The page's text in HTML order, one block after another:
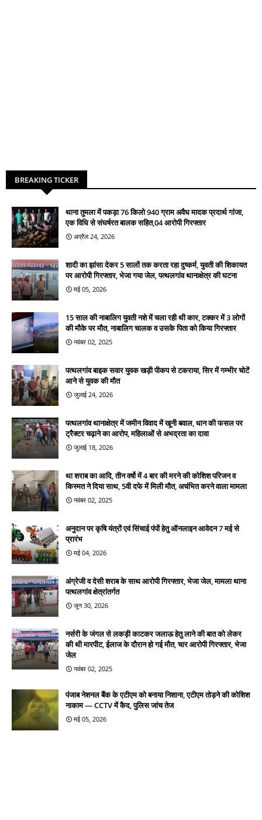
BREAKING TICKER
थाना तुमला में पकड़ा 76 किलो 940 ग्राम अवैध मादक प्रदार्थ गांजा,
एक विधि से संघर्षरत बालक सहित,04 आरोपी गिरफ्तार
अप्रैल 24, 2026
शादी का झांसा देकर 5 सालों तक करता रहा दुष्कर्म, युवती की शिकायत
पर आरोपी गिरफ्तार, भेजा गया जेल, पत्थलगांव थानाक्षेत्र की घटना
मई 05, 2026
15 साल की नाबालिग युवती नशे में चला रही थी कार, टक्कर में 3 लोगों
की मौके पर मौत, नाबालिग चालक व उसके पिता को किया गिरफ्तार
नवंबर 02, 2025
पत्थलगांव बाइक सवार युवक खड़ी पीकप से टकराया, सिर में गम्भीर चोटें
आने से युवक की मौत
जुलाई 24, 2026
पत्थलगांव थानाक्षेत्र में जमीन विवाद में खूनी बवाल, धान की फसल पर
ट्रैक्टर चढ़ाने का आरोप, महिलाओं से अभद्रता का दावा
जुलाई 18, 2026
था शराब का आदि, तीन वर्षो में 4 बार की मरने की कोशिश परिजन व
किस्मत ने दिया साथ, 5वी दफे में मिली मौत, अचंभित करने वाला मामला
नवंबर 02, 2025
अनुदान पर कृषि यंत्रों एवं सिंचाई पंपों हेतु ऑनलाइन आवेदन 7 मई से
प्रारंभ
मई 04, 2026
अंग्रेजी व देसी शराब के साथ आरोपी गिरफ्तार, भेजा जेल, मामला थाना
पत्थलगांव क्षेत्रांतर्गत
जून 30, 2026
नर्सरी के जंगल से लकड़ी काटकर जलाऊ हेतु लाने की बात को लेकर
की थी मारपीट, ईलाज के दौरान हो गई मौत, चार आरोपी गिरफ्तार, भेजा
जेल
नवंबर 02, 2025
पंजाब नेशनल बैंक के एटीएम को बनाया निशाना, एटीएम तोड़ने की कोशिश
नाकाम — CCTV में कैद, पुलिस जांच तेज
मई 05, 2026